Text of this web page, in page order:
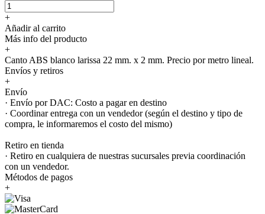
+
Añadir al carrito
Más info del producto
+
Canto ABS blanco larissa 22 mm. x 2 mm. Precio por metro lineal.
Envíos y retiros
+
Envío
· Envío por DAC: Costo a pagar en destino
· Coordinar entrega con un vendedor (según el destino y tipo de
compra, le informaremos el costo del mismo)
Retiro en tienda
· Retiro en cualquiera de nuestras sucursales previa coordinación
con un vendedor.
Métodos de pagos
+